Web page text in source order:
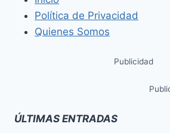
Política de Privacidad
Quienes Somos
Publicidad
ÚLTIMAS ENTRADAS